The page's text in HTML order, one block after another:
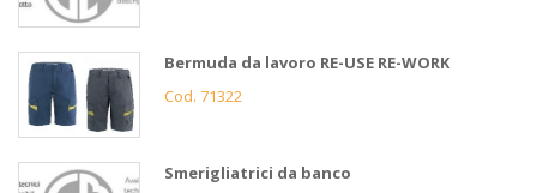
Bermuda da lavoro RE-USE RE-WORK
Cod. 71322
Smerigliatrici da banco